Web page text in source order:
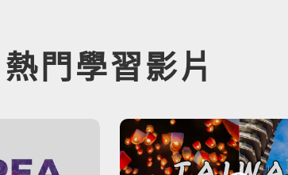
熱門學習影片